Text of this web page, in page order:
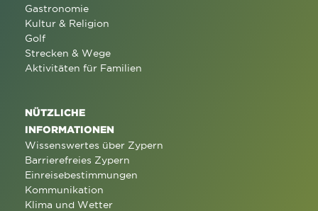
Gastronomie
Kultur & Religion
Golf
Strecken & Wege
Aktivitäten für Familien
NÜTZLICHE
INFORMATIONEN
Wissenswertes über Zypern
Barrierefreies Zypern
Einreisebestimmungen
Kommunikation
Klima und Wetter